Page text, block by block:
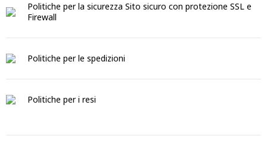
Politiche per la sicurezza Sito sicuro con protezione SSL e
Firewall
Politiche per le spedizioni
Politiche per i resi